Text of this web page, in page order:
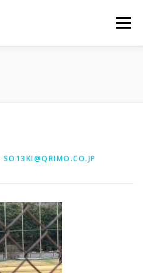
メニュー
SO13KI@QRIMO.CO.JP